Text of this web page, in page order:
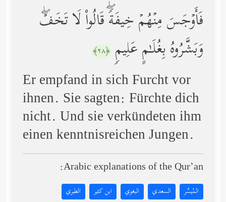
فَأَوۡجَسَ مِنۡهُمۡ خِیفَةࣰۖ قَالُواْ لَا تَخَفۡۖ
وَبَشَّرُوهُ بِغُلَـٰمٍ عَلِیمࣲ ﴿٢٨﴾
Er empfand in sich Furcht vor
ihnen. Sie sagten: Fürchte dich
nicht. Und sie verkündeten ihm
einen kenntnisreichen Jungen.
Arabic explanations of the Qur’an:
المُيسَّر السعدي البغوي ابن كثير الطبري